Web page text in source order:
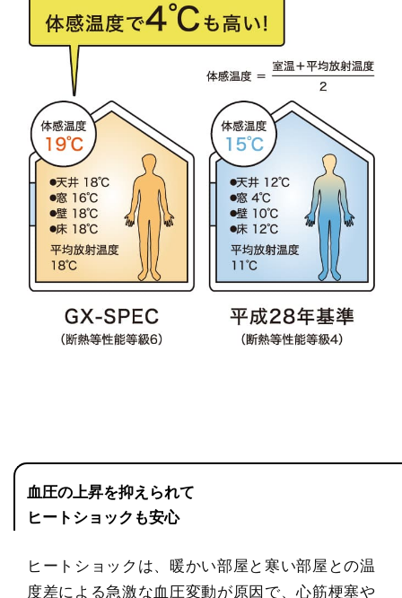
血圧の上昇を抑えられて
ヒートショックも安心
ヒートショックは、暖かい部屋と寒い部屋との温
度差による急激な血圧変動が原因で、心筋梗塞や